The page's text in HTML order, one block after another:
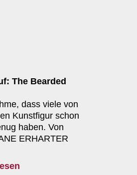
The Bearded
dass viele von
Kunstfigur schon
haben. Von
ERHARTER